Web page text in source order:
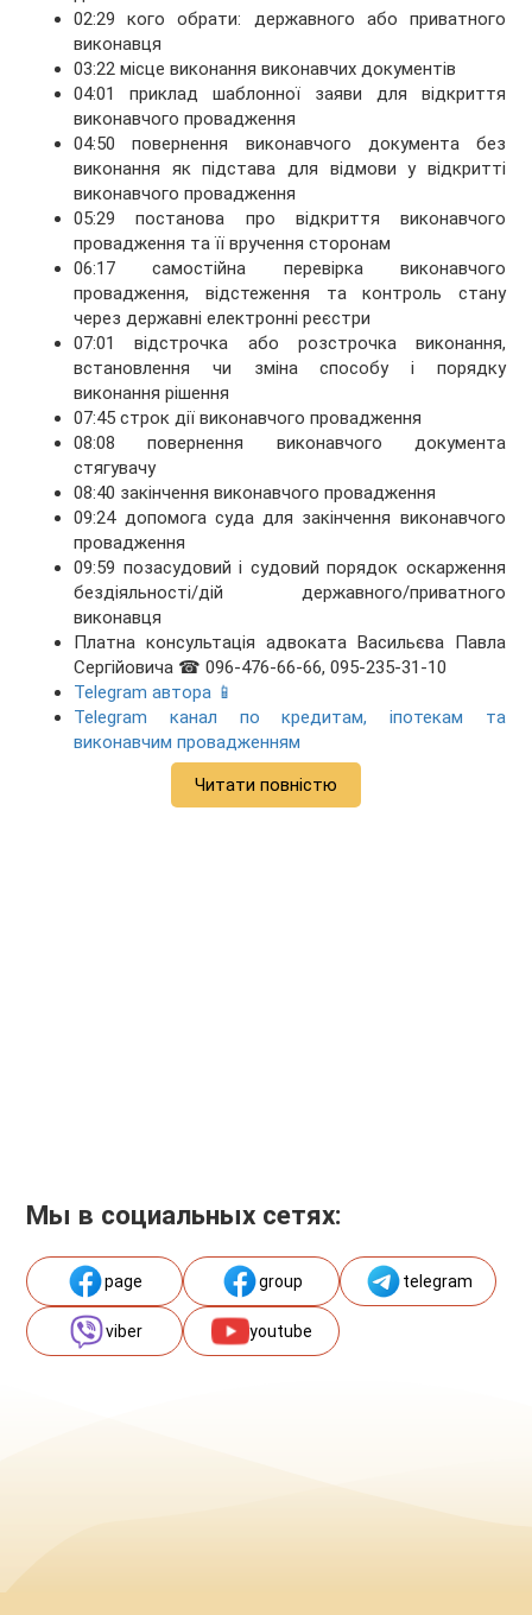
02:29 кого обрати: державного або приватного
виконавця
03:22 місце виконання виконавчих документів
04:01 приклад шаблонної заяви для відкриття
виконавчого провадження
04:50 повернення виконавчого документа без
виконання як підстава для відмови у відкритті
виконавчого провадження
05:29 постанова про відкриття виконавчого
провадження та її вручення сторонам
06:17 самостійна перевірка виконавчого
провадження, відстеження та контроль стану
через державні електронні реєстри
07:01 відстрочка або розстрочка виконання,
встановлення чи зміна способу і порядку
виконання рішення
07:45 строк дії виконавчого провадження
08:08 повернення виконавчого документа
стягувачу
08:40 закінчення виконавчого провадження
09:24 допомога суда для закінчення виконавчого
провадження
09:59 позасудовий і судовий порядок оскарження
бездіяльності/дій державного/приватного
виконавця
Платна консультація адвоката Васильєва Павла
Сергійовича ☎ 096-476-66-66, 095-235-31-10
Telegram автора 📱
Telegram канал по кредитам, іпотекам та
виконавчим провадженням
Читати повністю
Мы в социальных сетях:
page group telegram
viber youtube